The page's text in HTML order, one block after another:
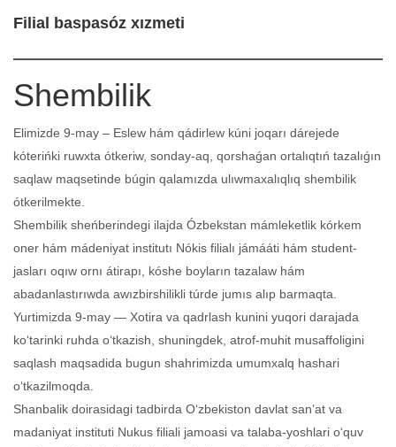
Filial baspasóz xızmeti
Shembilik
Elimizde 9-may – Eslew hám qádirlew kúni joqarı dárejede
kóterińki ruwxta ótkeriw, sonday-aq, qorshaǵan ortalıqtıń tazalıǵın
saqlaw maqsetinde búgin qalamızda ulıwmaxalıqlıq shembilik
ótkerilmekte.
Shembilik sheńberindegi ilajda Ózbekstan mámleketlik kórkem
oner hám mádeniyat institutı Nókis filialı jámááti hám student-
jasları oqıw ornı átirapı, kóshe boyların tazalaw hám
abadanlastırıwda awızbirshilikli túrde jumıs alıp barmaqta.
Yurtimizda 9-may — Xotira va qadrlash kunini yuqori darajada
ko‘tarinki ruhda o‘tkazish, shuningdek, atrof-muhit musaffoligini
saqlash maqsadida bugun shahrimizda umumxalq hashari
o‘tkazilmoqda.
Shanbalik doirasidagi tadbirda O‘zbekiston davlat san’at va
madaniyat instituti Nukus filiali jamoasi va talaba-yoshlari o‘quv